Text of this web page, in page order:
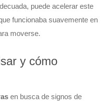
puede acelerar este
funcionaba suavemente en
moverse.
y cómo
en busca de signos de